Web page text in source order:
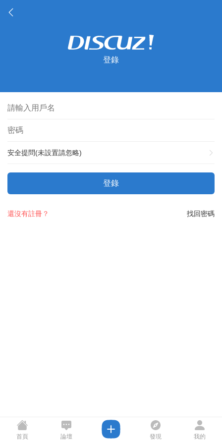
登錄
安全提問(未設置請忽略)
登錄
找回密碼
還沒有註冊？
首頁 論壇 發現 我的